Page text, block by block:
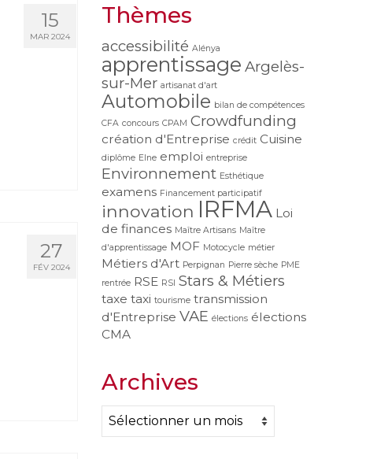
15
MAR 2024
27
FÉV 2024
Thèmes
accessibilité Alénya
apprentissage Argelès-
sur-Mer artisanat d'art
Automobile bilan de compétences
CFA concours CPAM Crowdfunding
création d'Entreprise crédit Cuisine
diplôme Elne emploi entreprise
Environnement Esthétique
examens Financement participatif
innovation IRFMA Loi
de finances Maître Artisans Maître
d'apprentissage MOF Motocycle métier
Métiers d'Art Perpignan Pierre sèche PME
rentrée RSE RSI Stars & Métiers
taxe taxi tourisme transmission
d'Entreprise VAE élections élections
CMA
Archives
Archives